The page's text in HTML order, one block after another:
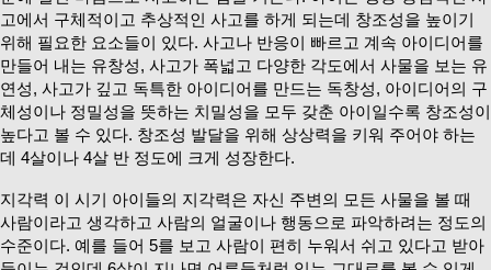
고에서 구체적이고 추상적인 사고를 하게 되는데 창조성을 높이기
위해 필요한 요소들이 있다. 사고나 반응이 빠르고 계속 아이디어를
만들어 내는 유창성, 사고가 폭넓고 다양한 각도에서 사물을 보는 유
연성, 사고가 깊고 독특한 아이디어를 만드는 독창성, 아이디어의 구
체성이나 정밀성을 뜻하는 치밀성을 모두 갖춘 아이일수록 창조성이
높다고 볼 수 있다. 창조성 발달을 위해 상상력을 키워 주어야 하는
데 4살이나 4살 반 정도에 크게 성장한다.
지각력 이 시기 아이들의 지각력은 자신 주변의 모든 사물을 볼 때
사람이라고 생각하고 사람의 얼굴이나 행동으로 파악하려는 정도의
수준이다. 예를 들어 5를 보고 사람이 편히 누워서 쉬고 있다고 받아